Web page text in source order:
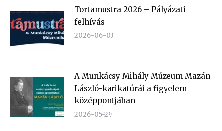
Tortamustra 2026 – Pályázati
felhívás
2026-06-03
A Munkácsy Mihály Múzeum Mazán
László-karikatúrái a figyelem
középpontjában
2026-05-29